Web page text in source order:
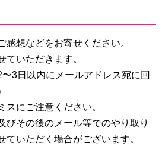
感想などをお寄せください。
ていただきます。
3日以内にメールアドレス宛に回
スにご注意ください。
びその後のメール等でのやり取り
ていただく場合がございます。